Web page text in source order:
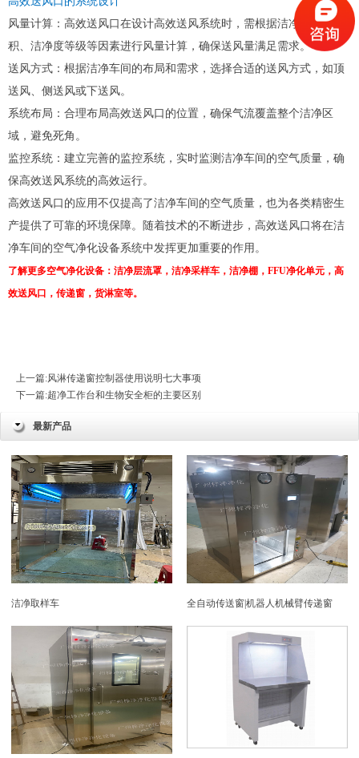
风量计算：高效送风口在设计高效送风系统时，需根据洁净车间的面
积、洁净度等级等因素进行风量计算，确保送风量满足需求。
送风方式：根据洁净车间的布局和需求，选择合适的送风方式，如顶
送风、侧送风或下送风。
系统布局：合理布局高效送风口的位置，确保气流覆盖整个洁净区
域，避免死角。
监控系统：建立完善的监控系统，实时监测洁净车间的空气质量，确
保高效送风系统的高效运行。
高效送风口的应用不仅提高了洁净车间的空气质量，也为各类精密生
产提供了可靠的环境保障。随着技术的不断进步，高效送风口将在洁
净车间的空气净化设备系统中发挥更加重要的作用。
了解更多空气净化设备： 洁净层流罩 ， 洁净采样车 ， 洁净棚 ， FFU净化单元 ， 高
效送风口 ， 传递窗 ， 货淋室等。
上一篇:风淋传递窗控制器使用说明七大事项
下一篇:超净工作台和生物安全柜的主要区别
最新产品
洁净取样车 全自动传送窗|机器人机械臂传递窗